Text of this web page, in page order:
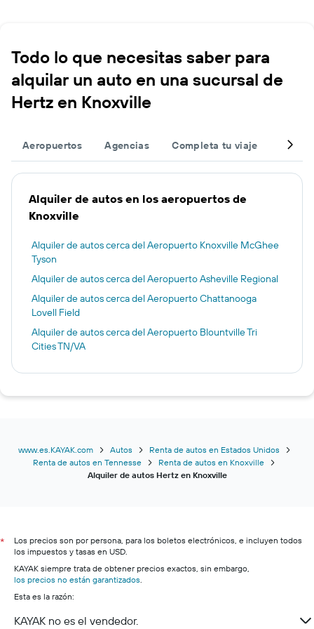
Todo lo que necesitas saber para
alquilar un auto en una sucursal de
Hertz en Knoxville
Aeropuertos Agencias Completa tu viaje Otros
Alquiler de autos en los aeropuertos de
Knoxville
Alquiler de autos cerca del Aeropuerto Knoxville McGhee
Tyson
Alquiler de autos cerca del Aeropuerto Asheville Regional
Alquiler de autos cerca del Aeropuerto Chattanooga
Lovell Field
Alquiler de autos cerca del Aeropuerto Blountville Tri
Cities TN/VA
www.es.KAYAK.com Autos
Renta de autos en Estados Unidos
Renta de autos en Tennesse
Renta de autos en Knoxville
Alquiler de autos Hertz en Knoxville
*
Los precios son por persona, para los boletos electrónicos, e incluyen todos
los impuestos y tasas en USD.
KAYAK siempre trata de obtener precios exactos, sin embargo,
los precios no están garantizados
Esta es la razón:
KAYAK no es el vendedor.